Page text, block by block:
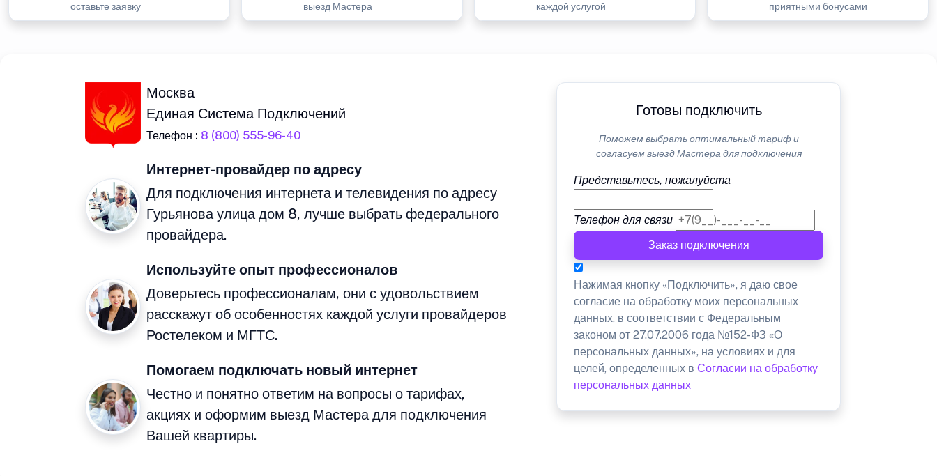
оставьте заявку
выезд Мастера
каждой услугой
приятными бонусами
Москва
Единая Система Подключений
Телефон : 8 (800) 555-96-40
Интернет-провайдер по адресу
Для подключения интернета и телевидения по адресу
Гурьянова улица дом 8, лучше выбрать федерального
провайдера.
Используйте опыт профессионалов
Доверьтесь профессионалам, они с удовольствием
расскажут об особенностях каждой услуги провайдеров
Ростелеком и МГТС.
Помогаем подключать новый интернет
Честно и понятно ответим на вопросы о тарифах,
акциях и оформим выезд Мастера для подключения
Вашей квартиры.
Готовы подключить
Поможем выбрать оптимальный тариф и
согласуем выезд Мастера для подключения
Представьтесь, пожалуйста
Телефон для связи
Заказ подключения
Нажимая кнопку «Подключить», я даю свое
согласие на обработку моих персональных
данных, в соответствии с Федеральным
законом от 27.07.2006 года №152-ФЗ «О
персональных данных», на условиях и для
целей, определенных вСогласии на обработку
персональных данных